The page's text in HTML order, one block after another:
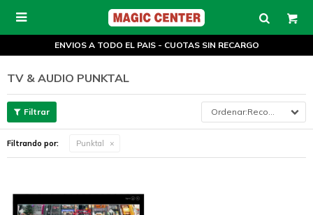

ENVIOS A TODO EL PAIS - CUOTAS SIN RECARGO
TV & AUDIO PUNKTAL
Recomendados
Filtrando por: Punktal